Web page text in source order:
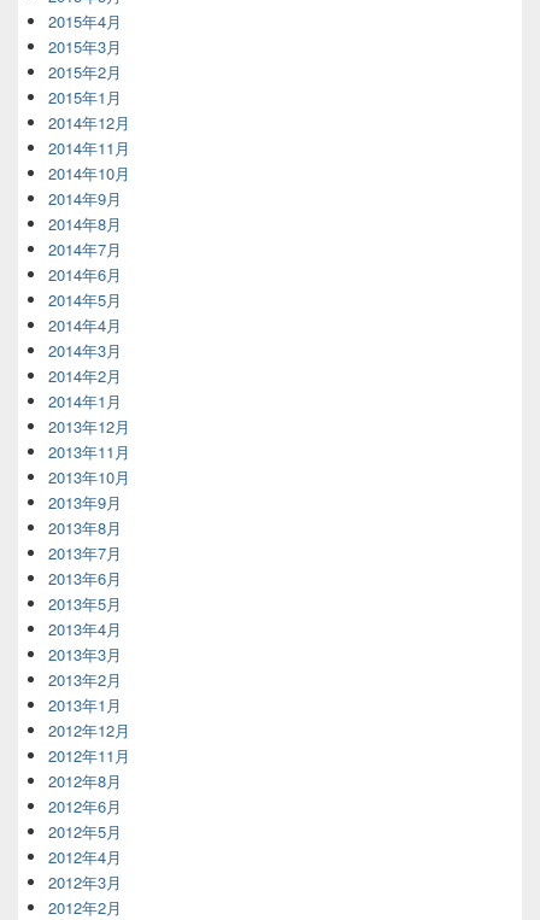
2015年4月
2015年3月
2015年2月
2015年1月
2014年12月
2014年11月
2014年10月
2014年9月
2014年8月
2014年7月
2014年6月
2014年5月
2014年4月
2014年3月
2014年2月
2014年1月
2013年12月
2013年11月
2013年10月
2013年9月
2013年8月
2013年7月
2013年6月
2013年5月
2013年4月
2013年3月
2013年2月
2013年1月
2012年12月
2012年11月
2012年8月
2012年6月
2012年5月
2012年4月
2012年3月
2012年2月